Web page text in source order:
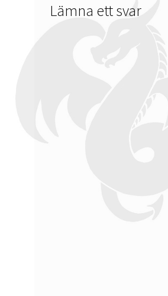
Lämna ett svar